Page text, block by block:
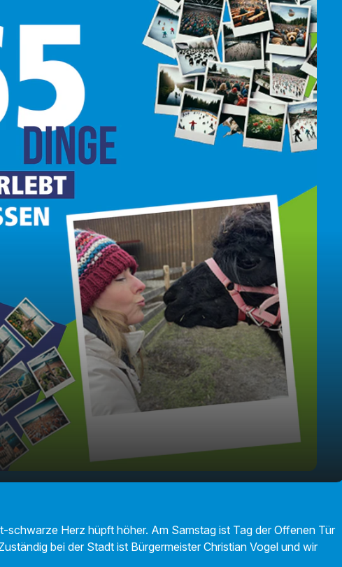
schwarze Herz hüpft höher. Am Samstag ist Tag der Offenen Tür
bei der Stadt ist Bürgermeister Christian Vogel und wir